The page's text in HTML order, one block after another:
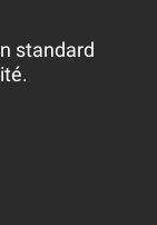
standard